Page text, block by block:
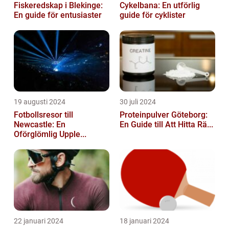
Fiskeredskap i Blekinge:
En guide för entusiaster
Cykelbana: En utförlig
guide för cyklister
19 augusti 2024
Fotbollsresor till
Newcastle: En
Oförglömlig Upple...
30 juli 2024
Proteinpulver Göteborg:
En Guide till Att Hitta Rä...
22 januari 2024 18 januari 2024